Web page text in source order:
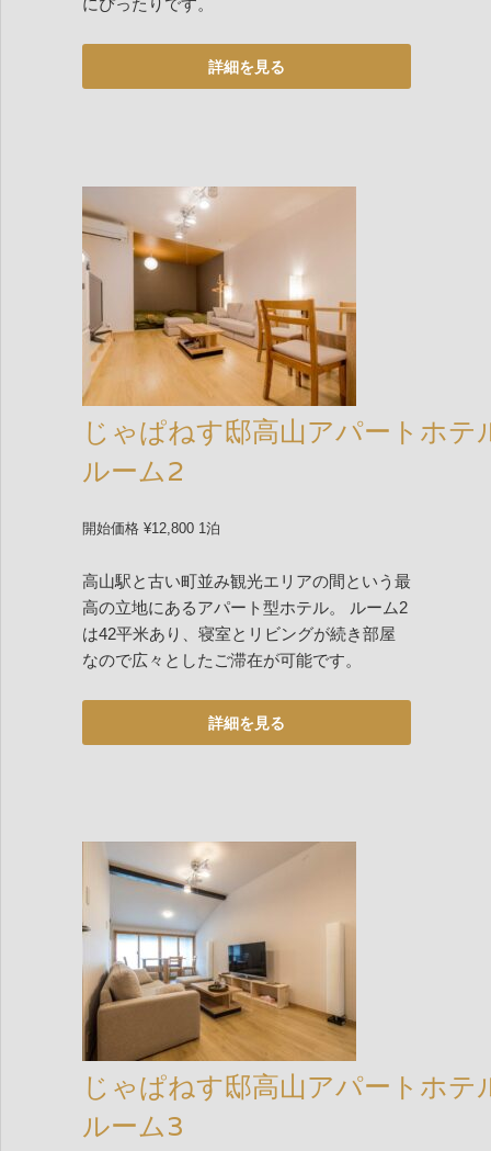
じゃぱねす邸高山アパートホテ
ルーム2
開始価格 ¥12,800 1泊
高山駅と古い町並み観光エリアの間という最
高の立地にあるアパート型ホテル。 ルーム2
は42平米あり、寝室とリビングが続き部屋
なので広々としたご滞在が可能です。
じゃぱねす邸高山アパートホテ
ルーム3